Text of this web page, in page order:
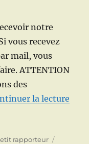
notre
vous recevez
mail, vous
ATTENTION
des
la lecture
rapporteur